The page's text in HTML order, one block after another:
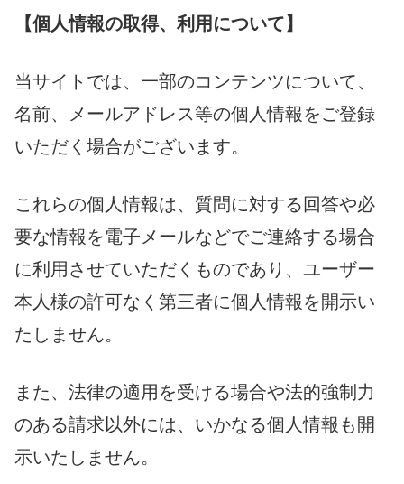
【個人情報の取得、利用について】
当サイトでは、一部のコンテンツについて、
名前、メールアドレス等の個人情報をご登録
いただく場合がございます。
これらの個人情報は、質問に対する回答や必
要な情報を電子メールなどでご連絡する場合
に利用させていただくものであり、ユーザー
本人様の許可なく第三者に個人情報を開示い
たしません。
また、法律の適用を受ける場合や法的強制力
のある請求以外には、いかなる個人情報も開
示いたしません。